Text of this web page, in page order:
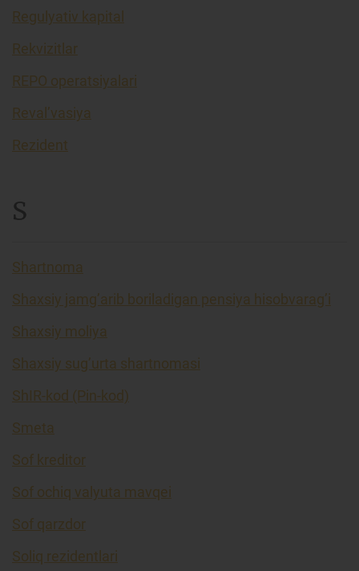
Regulyativ kapital
Rekvizitlar
REPO operatsiyalari
Reval’vasiya
Rezident
S
Shartnoma
Shaxsiy jamg’arib boriladigan pensiya hisobvarag’i
Shaxsiy moliya
Shaxsiy sug’urta shartnomasi
ShIR-kod (Pin-kod)
Smeta
Sof kreditor
Sof ochiq valyuta mavqei
Sof qarzdor
Soliq rezidentlari